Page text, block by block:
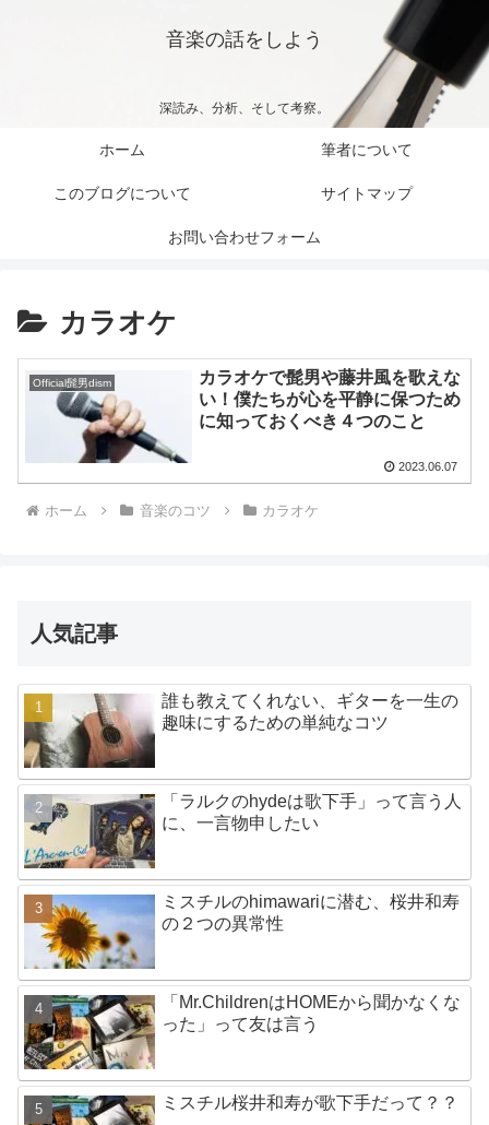
音楽の話をしよう
深読み、分析、そして考察。
ホーム 筆者について
このブログについて サイトマップ
お問い合わせフォーム
カラオケ
Official髭男dism
カラオケで髭男や藤井風を歌えな
い！僕たちが心を平静に保つため
に知っておくべき４つのこと
2023.06.07
ホーム 音楽のコツ カラオケ
人気記事
誰も教えてくれない、ギターを一生の
趣味にするための単純なコツ
「ラルクのhydeは歌下手」って言う人
に、一言物申したい
ミスチルのhimawariに潜む、桜井和寿
の２つの異常性
「Mr.ChildrenはHOMEから聞かなくな
った」って友は言う
ミスチル桜井和寿が歌下手だって？？